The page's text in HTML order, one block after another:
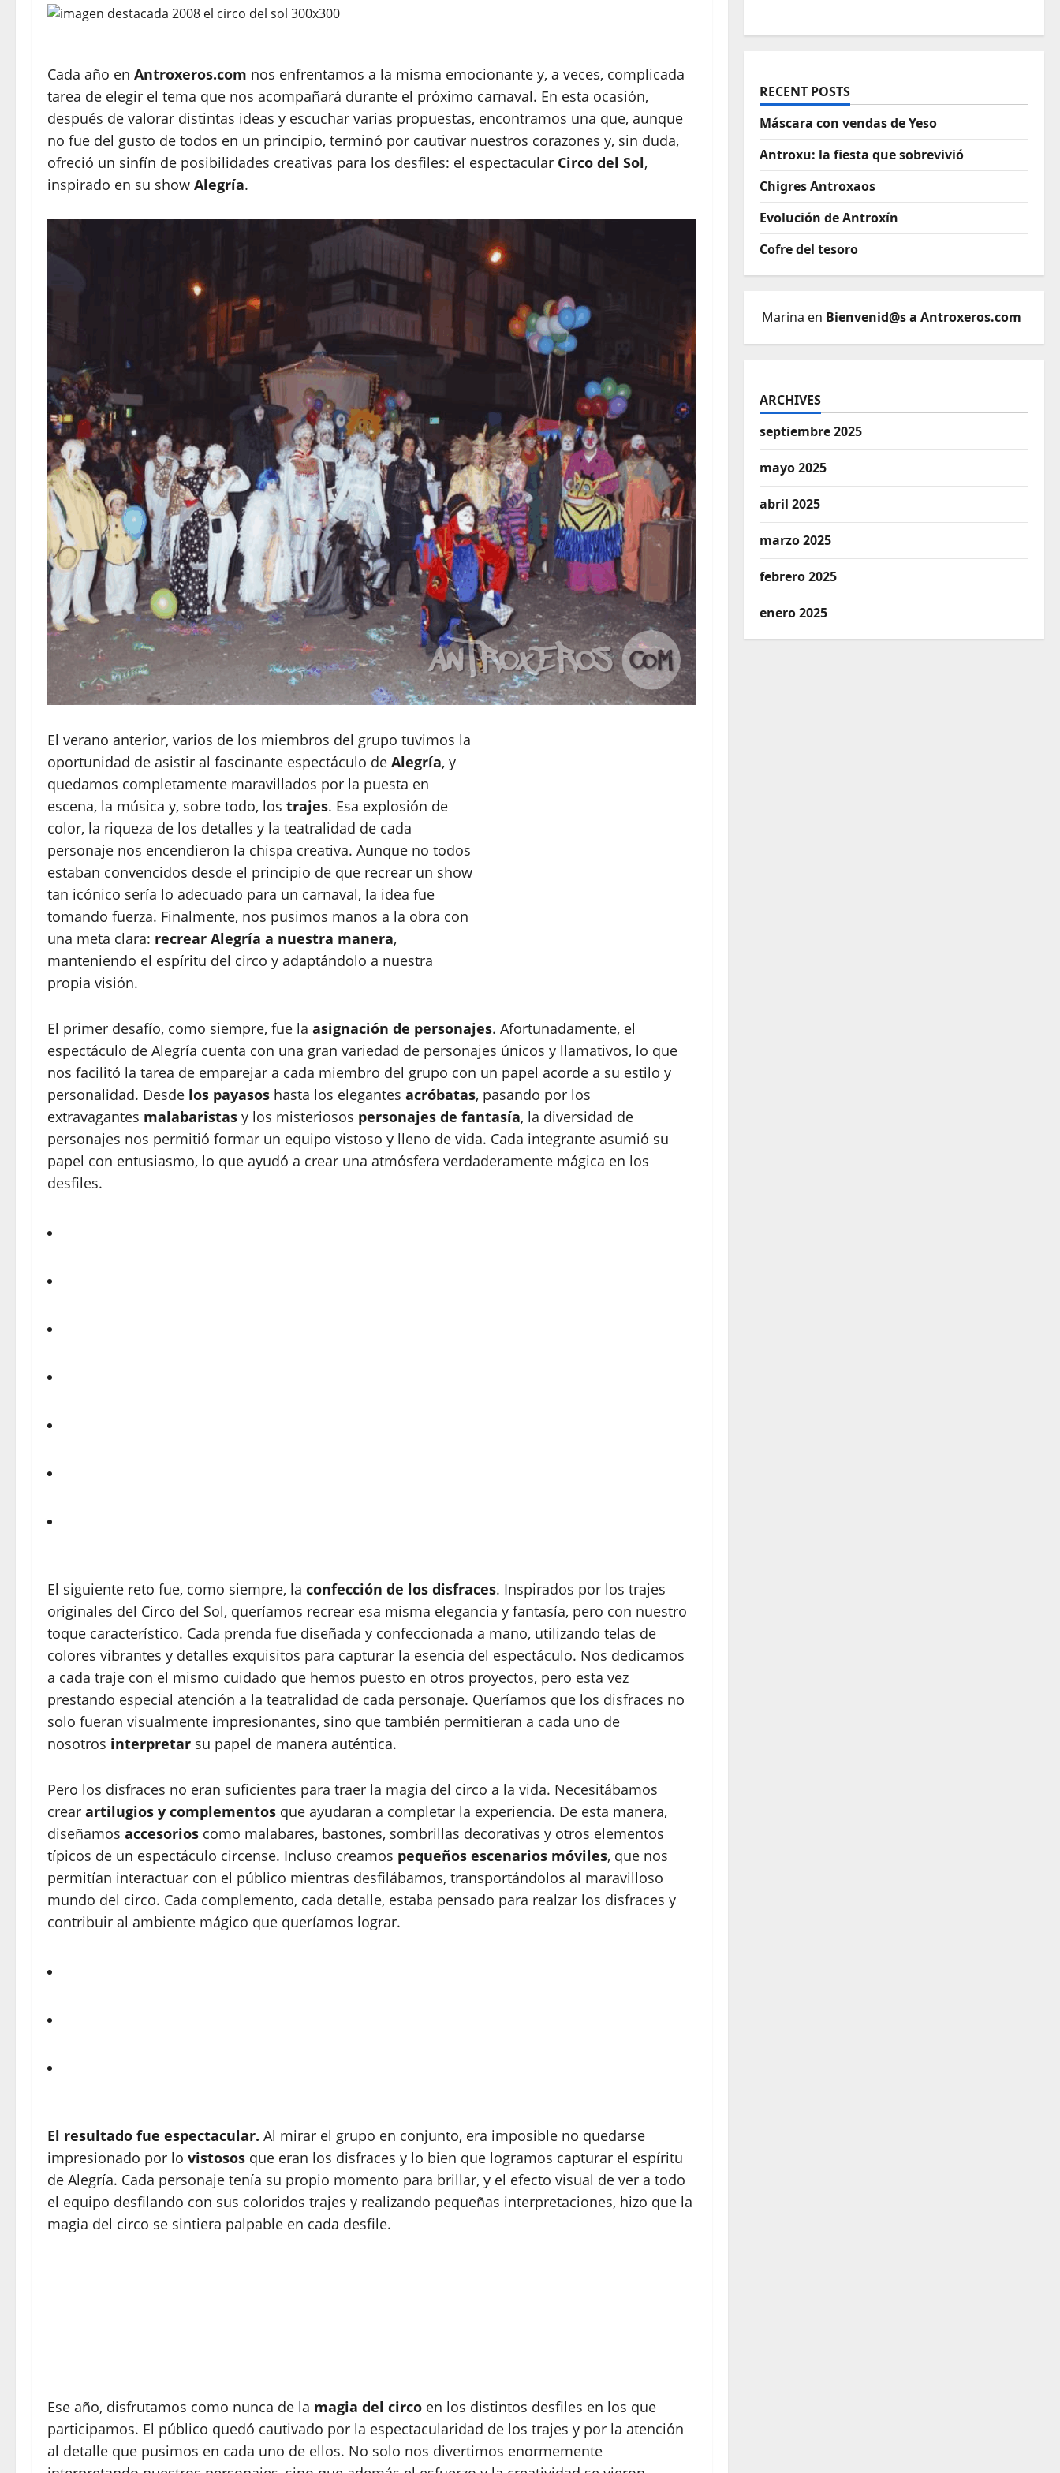
Cada año en Antroxeros.com nos enfrentamos a la misma emocionante y, a veces, complicada
tarea de elegir el tema que nos acompañará durante el próximo carnaval. En esta ocasión,
después de valorar distintas ideas y escuchar varias propuestas, encontramos una que, aunque
no fue del gusto de todos en un principio, terminó por cautivar nuestros corazones y, sin duda,
ofreció un sinfín de posibilidades creativas para los desfiles: el espectacular Circo del Sol,
inspirado en su show Alegría.
El verano anterior, varios de los miembros del grupo tuvimos la
oportunidad de asistir al fascinante espectáculo de Alegría, y
quedamos completamente maravillados por la puesta en
escena, la música y, sobre todo, los trajes. Esa explosión de
color, la riqueza de los detalles y la teatralidad de cada
personaje nos encendieron la chispa creativa. Aunque no todos
estaban convencidos desde el principio de que recrear un show
tan icónico sería lo adecuado para un carnaval, la idea fue
tomando fuerza. Finalmente, nos pusimos manos a la obra con
una meta clara: recrear Alegría a nuestra manera,
manteniendo el espíritu del circo y adaptándolo a nuestra
propia visión.
El primer desafío, como siempre, fue la asignación de personajes. Afortunadamente, el
espectáculo de Alegría cuenta con una gran variedad de personajes únicos y llamativos, lo que
nos facilitó la tarea de emparejar a cada miembro del grupo con un papel acorde a su estilo y
personalidad. Desde los payasos hasta los elegantes acróbatas, pasando por los
extravagantes malabaristas y los misteriosos personajes de fantasía, la diversidad de
personajes nos permitió formar un equipo vistoso y lleno de vida. Cada integrante asumió su
papel con entusiasmo, lo que ayudó a crear una atmósfera verdaderamente mágica en los
desfiles.
El siguiente reto fue, como siempre, la confección de los disfraces. Inspirados por los trajes
originales del Circo del Sol, queríamos recrear esa misma elegancia y fantasía, pero con nuestro
toque característico. Cada prenda fue diseñada y confeccionada a mano, utilizando telas de
colores vibrantes y detalles exquisitos para capturar la esencia del espectáculo. Nos dedicamos
a cada traje con el mismo cuidado que hemos puesto en otros proyectos, pero esta vez
prestando especial atención a la teatralidad de cada personaje. Queríamos que los disfraces no
solo fueran visualmente impresionantes, sino que también permitieran a cada uno de
nosotros interpretar su papel de manera auténtica.
Pero los disfraces no eran suficientes para traer la magia del circo a la vida. Necesitábamos
crear artilugios y complementos que ayudaran a completar la experiencia. De esta manera,
diseñamos accesorios como malabares, bastones, sombrillas decorativas y otros elementos
típicos de un espectáculo circense. Incluso creamos pequeños escenarios móviles, que nos
permitían interactuar con el público mientras desfilábamos, transportándolos al maravilloso
mundo del circo. Cada complemento, cada detalle, estaba pensado para realzar los disfraces y
contribuir al ambiente mágico que queríamos lograr.
El resultado fue espectacular. Al mirar el grupo en conjunto, era imposible no quedarse
impresionado por lo vistosos que eran los disfraces y lo bien que logramos capturar el espíritu
de Alegría. Cada personaje tenía su propio momento para brillar, y el efecto visual de ver a todo
el equipo desfilando con sus coloridos trajes y realizando pequeñas interpretaciones, hizo que la
magia del circo se sintiera palpable en cada desfile.
Ese año, disfrutamos como nunca de la magia del circo en los distintos desfiles en los que
participamos. El público quedó cautivado por la espectacularidad de los trajes y por la atención
al detalle que pusimos en cada uno de ellos. No solo nos divertimos enormemente
RECENT POSTS
Máscara con vendas de Yeso
Antroxu: la fiesta que sobrevivió
Chigres Antroxaos
Evolución de Antroxín
Cofre del tesoro
Marina en Bienvenid@s a Antroxeros.com
ARCHIVES
septiembre 2025
mayo 2025
abril 2025
marzo 2025
febrero 2025
enero 2025